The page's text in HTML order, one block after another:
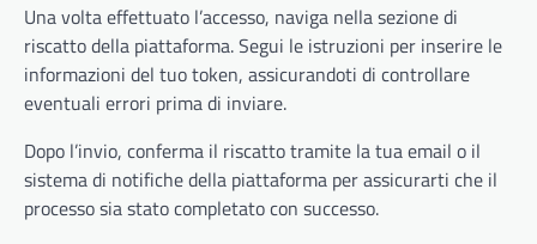
Una volta effettuato l’accesso, naviga nella sezione di
riscatto della piattaforma. Segui le istruzioni per inserire le
informazioni del tuo token, assicurandoti di controllare
eventuali errori prima di inviare.
Dopo l’invio, conferma il riscatto tramite la tua email o il
sistema di notifiche della piattaforma per assicurarti che il
processo sia stato completato con successo.